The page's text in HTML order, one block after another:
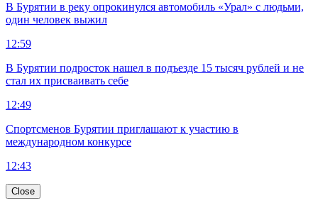
В Бурятии в реку опрокинулся автомобиль «Урал» с людьми,
один человек выжил
12:59
В Бурятии подросток нашел в подъезде 15 тысяч рублей и не
стал их присваивать себе
12:49
Спортсменов Бурятии приглашают к участию в
международном конкурсе
12:43
Close